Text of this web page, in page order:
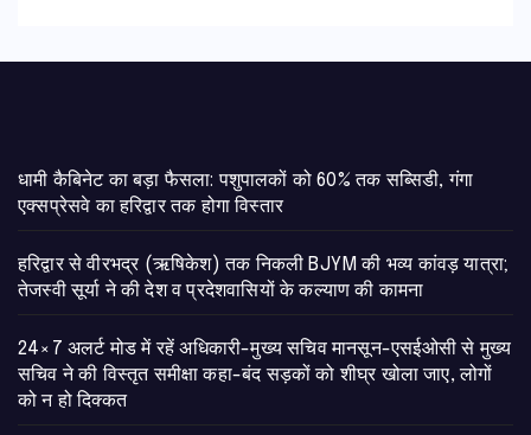
​धामी कैबिनेट का बड़ा फैसला: पशुपालकों को 60% तक सब्सिडी, गंगा
एक्सप्रेसवे का हरिद्वार तक होगा विस्तार
​हरिद्वार से वीरभद्र (ऋषिकेश) तक निकली BJYM की भव्य कांवड़ यात्रा;
तेजस्वी सूर्या ने की देश व प्रदेशवासियों के कल्याण की कामना
24×7 अलर्ट मोड में रहें अधिकारी-मुख्य सचिव मानसून-एसईओसी से मुख्य
सचिव ने की विस्तृत समीक्षा कहा-बंद सड़कों को शीघ्र खोला जाए, लोगों
को न हो दिक्कत